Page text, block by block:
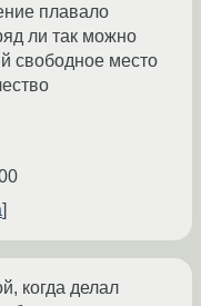
плавало
ли так можно
свободное место
когда делал